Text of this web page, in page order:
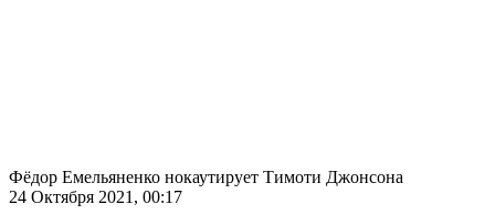
Фёдор Емельяненко нокаутирует Тимоти Джонсона
24 Октября 2021, 00:17